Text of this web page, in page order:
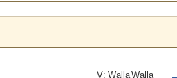
V: Walla Walla